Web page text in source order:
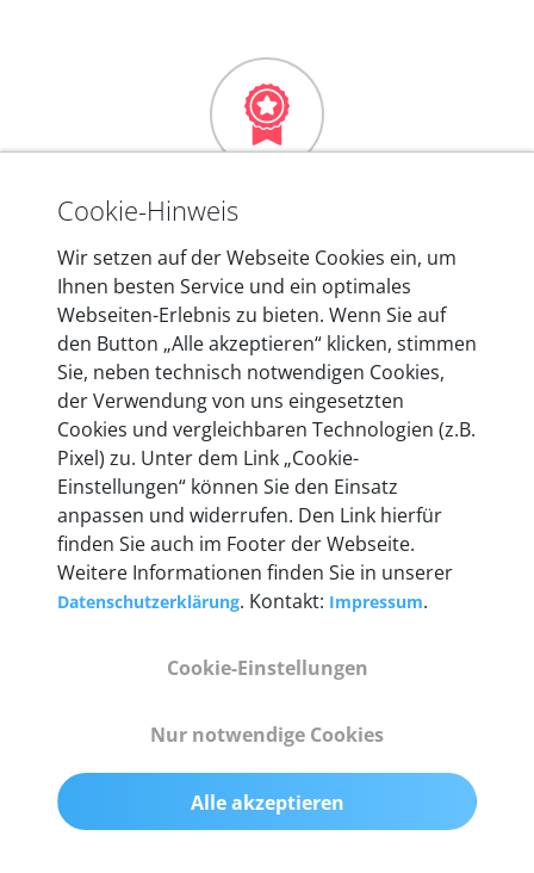
Mehr als 10 Jahre Erfahrung
In den Kfz-Diagnosegeräten von autoaid stecken
mehr als 10 Jahre Erfahrung, und auch in Zukunft
entwickeln wir unsere Produkte am Standort in
Berlin laufend weiter. Auf diese Qualität vertrauen
heute mehr als 60.000 Privatkunden und
Unternehmen.
Technische Details &
Lieferumfang
Abmessungen
Gewicht
200 g
Cookie-Hinweis
Wir setzen auf der Webseite Cookies ein, um
Ihnen besten Service und ein optimales
Webseiten-Erlebnis zu bieten. Wenn Sie auf
den Button „Alle akzeptieren“ klicken, stimmen
Sie, neben technisch notwendigen Cookies,
der Verwendung von uns eingesetzten
Cookies und vergleichbaren Technologien (z.B.
Pixel) zu. Unter dem Link „Cookie-
Einstellungen“ können Sie den Einsatz
anpassen und widerrufen. Den Link hierfür
finden Sie auch im Footer der Webseite.
Weitere Informationen finden Sie in unserer
Datenschutzerklärung. Kontakt: Impressum.
Cookie-Einstellungen
Nur notwendige Cookies
Alle akzeptieren